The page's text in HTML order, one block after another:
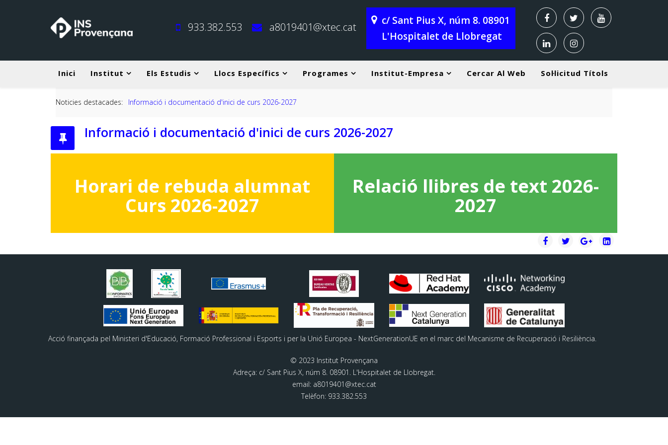
933.382.553 a8019401@xtec.cat
c/ Sant Pius X, núm 8. 08901
L'Hospitalet de Llobregat
Inici Institut Els Estudis Llocs Específics Programes Institut-Empresa Cercar Al Web Sol·licitud Títols
Noticies destacades: Informació i documentació d'inici de curs 2026-2027
Informació i documentació d'inici de curs 2026-2027
Horari de rebuda alumnat
Curs 2026-2027
Relació llibres de text 2026-
2027
Acció finançada pel Ministeri d'Educació, Formació Professional i Esports i per la Unió Europea - NextGenerationUE en el marc del Mecanisme de Recuperació i Resiliència.
© 2023 Institut Provençana
Adreça: c/ Sant Pius X, núm 8. 08901. L'Hospitalet de Llobregat.
email: a8019401@xtec.cat
Telèfon: 933.382.553